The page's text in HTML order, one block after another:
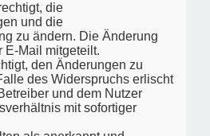
die
und die
zu ändern. Die Änderung
E-Mail mitgeteilt.
den Änderungen zu
des Widerspruchs erlischt
und dem Nutzer
mit sofortiger